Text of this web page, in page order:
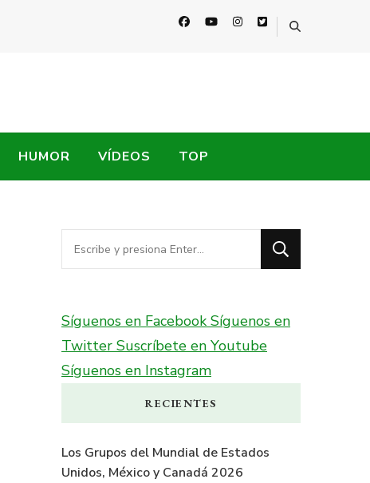
HUMOR VÍDEOS TOP
¿Buscas
algo?
Síguenos en FacebookSíguenos en
Twitter Suscríbete en Youtube
Síguenos en Instagram
RECIENTES
Los Grupos del Mundial de Estados
Unidos, México y Canadá 2026